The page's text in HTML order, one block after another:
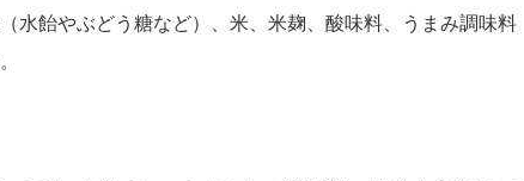
水飴やぶどう糖など）、米、米麹、酸味料、うまみ調味料